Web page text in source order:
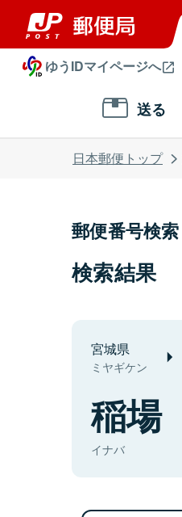
ゆうIDマイページへ
送る
日本郵便トップ
郵便番号検索
検索結果
宮城県
ミヤギケン
稲場
イナバ